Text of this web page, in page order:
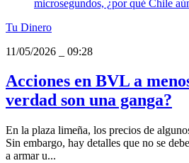
Tu Dinero
11/05/2026
09:28
Acciones en BVL a
verdad son una ganga?
En la plaza limeña, los precios de
Sin embargo, hay detalles que no se
a armar u...